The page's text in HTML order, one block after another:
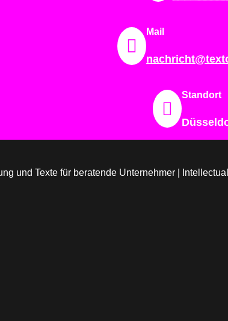

Mail

Standort
und Texte für beratende Unternehmer |